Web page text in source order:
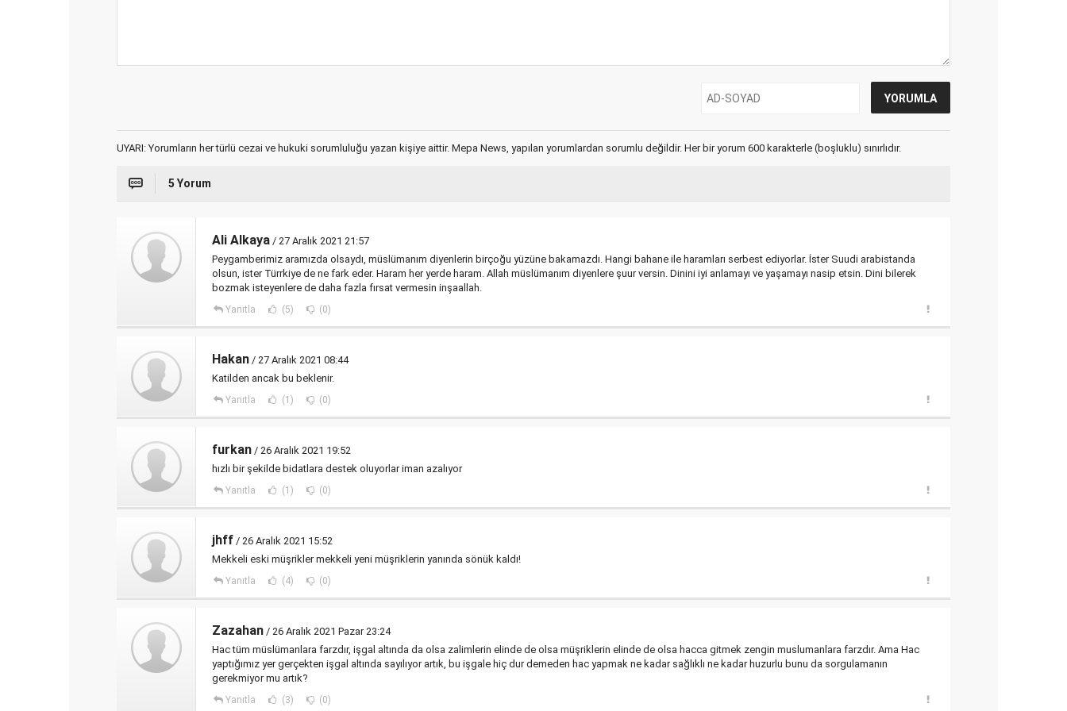
UYARI: Yorumların her türlü cezai ve hukuki sorumluluğu yazan kişiye aittir. Mepa News, yapılan yorumlardan sorumlu değildir. Her bir yorum 600 karakterle (boşluklu) sınırlıdır.
5 Yorum
Ali Alkaya / 27 Aralık 2021 21:57
Peygamberimiz aramızda olsaydı, müslümanım diyenlerin birçoğu yüzüne bakamazdı. Hangi bahane ile haramları serbest ediyorlar. İster Suudi arabistanda
olsun, ister Türrkiye de ne fark eder. Haram her yerde haram. Allah müslümanım diyenlere şuur versin. Dinini iyi anlamayı ve yaşamayı nasip etsin. Dini bilerek
bozmak isteyenlere de daha fazla fırsat vermesin inşaallah.
Yanıtla (5) (0)
Hakan / 27 Aralık 2021 08:44
Katilden ancak bu beklenir.
Yanıtla (1) (0)
furkan / 26 Aralık 2021 19:52
hızlı bir şekilde bidatlara destek oluyorlar iman azalıyor
Yanıtla (1) (0)
jhff / 26 Aralık 2021 15:52
Mekkeli eski müşrikler mekkeli yeni müşriklerin yanında sönük kaldı!
Yanıtla (4) (0)
Zazahan / 26 Aralık 2021 Pazar 23:24
Hac tüm müslümanlara farzdır, işgal altında da olsa zalimlerin elinde de olsa müşriklerin elinde de olsa hacca gitmek zengin muslumanlara farzdır. Ama Hac
yaptığımız yer gerçekten işgal altında sayılıyor artık, bu işgale hiç dur demeden hac yapmak ne kadar sağlıklı ne kadar huzurlu bunu da sorgulamanın
gerekmiyor mu artık?
Yanıtla (3) (0)